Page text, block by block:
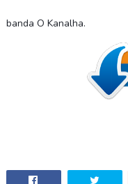
banda O Kanalha.